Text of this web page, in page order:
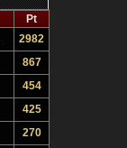
Pt
2982
867
454
425
270